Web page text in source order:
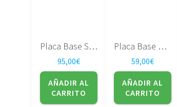
Placa Base Sony Vaio MBX-202 VGN-NS190
95,00€
AÑADIR AL
CARRITO
Placa Base Dell XPS M1530 PP28L 48.4W101.011
59,00€
AÑADIR AL
CARRITO